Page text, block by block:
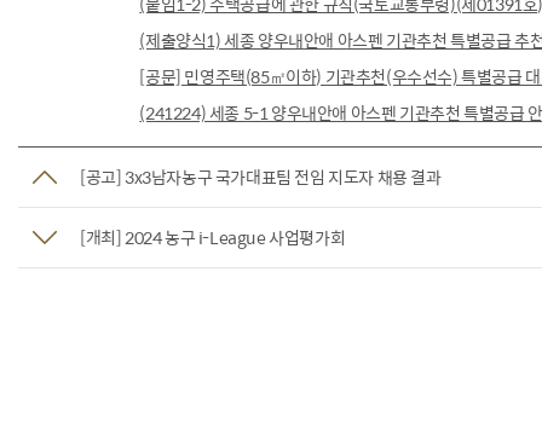
(제출양식1) 세종 양우내안애 아스펜 기관추천 특별공급
[공문] 민영주택(85㎡이하) 기관추천(우수선수) 특별공급
(241224) 세종 5-1 양우내안애 아스펜 기관추천 특별공급
[공고] 3x3남자농구 국가대표팀 전임 지도자 채용 결과
[개최] 2024 농구 i-League 사업평가회